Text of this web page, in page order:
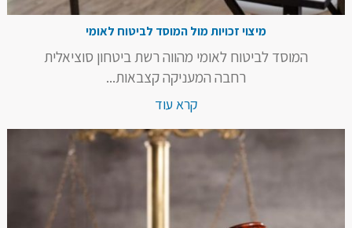
מיצוי זכויות מול המוסד לביטוח לאומי
המוסד לביטוח לאומי מהווה רשת ביטחון סוציאלית
רחבה המעניקה קצבאות...
קרא עוד